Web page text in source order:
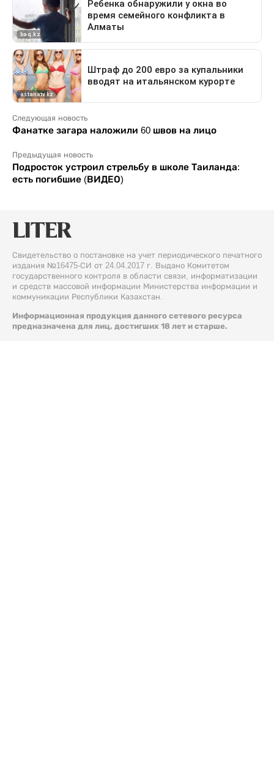
Следующая новость
Фанатке загара наложили 60 швов на лицо
Предыдущая новость
Подросток устроил стрельбу в школе Таиланда:
есть погибшие (ВИДЕО)
Свидетельство о постановке на учет периодического печатного
издания №16475-СИ от 24.04.2017 г. Выдано Комитетом
государственного контроля в области связи, информатизации
и средств массовой информации Министерства информации и
коммуникации Республики Казахстан.
Информационная продукция данного сетевого ресурса
предназначена для лиц, достигших 18 лет и старше.